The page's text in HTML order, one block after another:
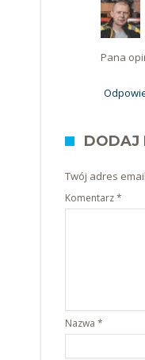
Pana
DODAJ
Twój adres
Komentarz*
Nazwa *